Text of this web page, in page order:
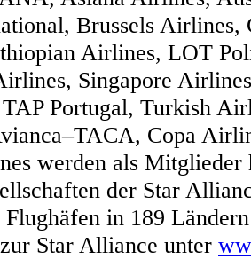
Brussels Airlines,
Airlines, LOT
Singapore
Portugal, Turkish
Copa
werden als Mitglieder
der Star
in 189
Star Alliance unter